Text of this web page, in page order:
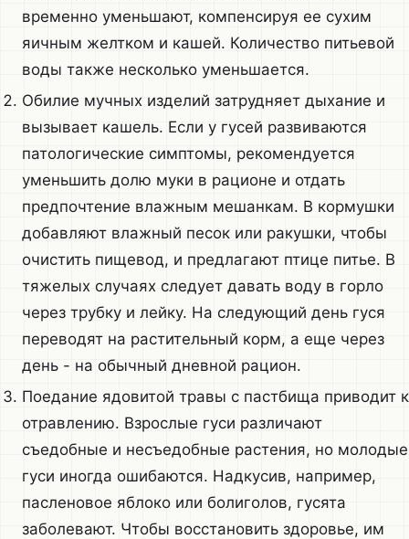
временно уменьшают, компенсируя ее сухим
яичным желтком и кашей. Количество питьевой
воды также несколько уменьшается.
Обилие мучных изделий затрудняет дыхание и
вызывает кашель. Если у гусей развиваются
патологические симптомы, рекомендуется
уменьшить долю муки в рационе и отдать
предпочтение влажным мешанкам. В кормушки
добавляют влажный песок или ракушки, чтобы
очистить пищевод, и предлагают птице питье. В
тяжелых случаях следует давать воду в горло
через трубку и лейку. На следующий день гуся
переводят на растительный корм, а еще через
день - на обычный дневной рацион.
Поедание ядовитой травы с пастбища приводит к
отравлению. Взрослые гуси различают
съедобные и несъедобные растения, но молодые
гуси иногда ошибаются. Надкусив, например,
пасленовое яблоко или болиголов, гусята
заболевают. Чтобы восстановить здоровье, им